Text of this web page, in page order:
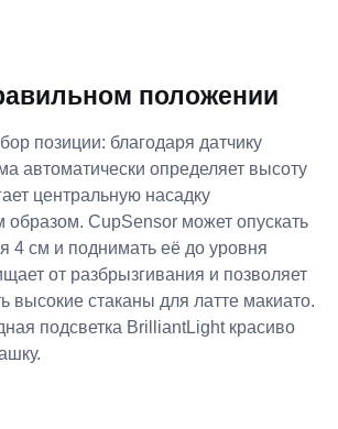
положении
позиции: благодаря датчику
автоматически определяет высоту
центральную насадку
образом. CupSensor может опускать
4 см и поднимать её до уровня
от разбрызгивания и позволяет
высокие стаканы для латте макиато.
подсветка BrilliantLight красиво